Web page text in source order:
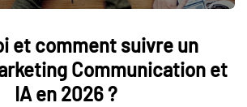
et comment suivre un
Communication et
IA en 2026 ?